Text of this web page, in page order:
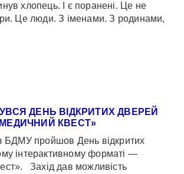
хлопець. І є поранені. Це не
Це люди. З іменами. З родинами,
ДЕНЬ ВІДКРИТИХ ДВЕРЕЙ
КВЕСТ»
БДМУ пройшов День відкритих
інтерактивному форматі —
Захід дав можливість